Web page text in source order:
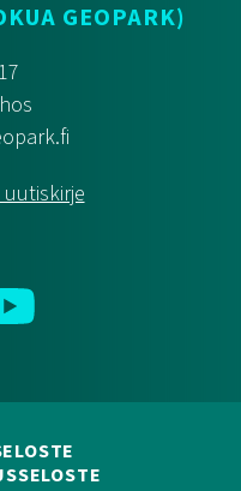
GEOPARK)
YouTube